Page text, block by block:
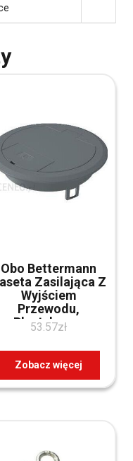
Obo Bettermann
Zasilająca Z
Wyjściem
Przewodu,
Plastykowa,
Grafitowa Ges R2
9011 (7405084)
53.57zł
Zobacz więcej